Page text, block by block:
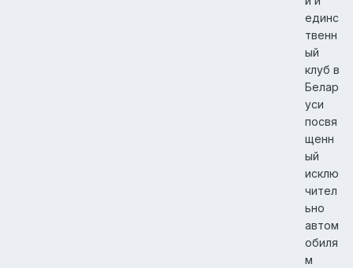
единс
твенн
ый
клуб в
Белар
уси
посвя
щенн
ый
исклю
чител
ьно
автом
обиля
м